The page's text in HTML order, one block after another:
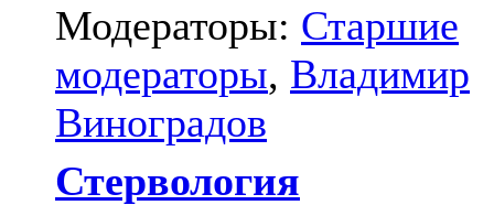
Модераторы: Старшие
модераторы, Владимир
Виноградов
Стервология